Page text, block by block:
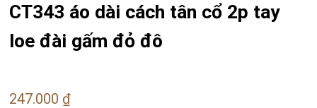
CT343 áo dài cách tân cổ 2p tay
loe đài gấm đỏ đô
247.000 ₫